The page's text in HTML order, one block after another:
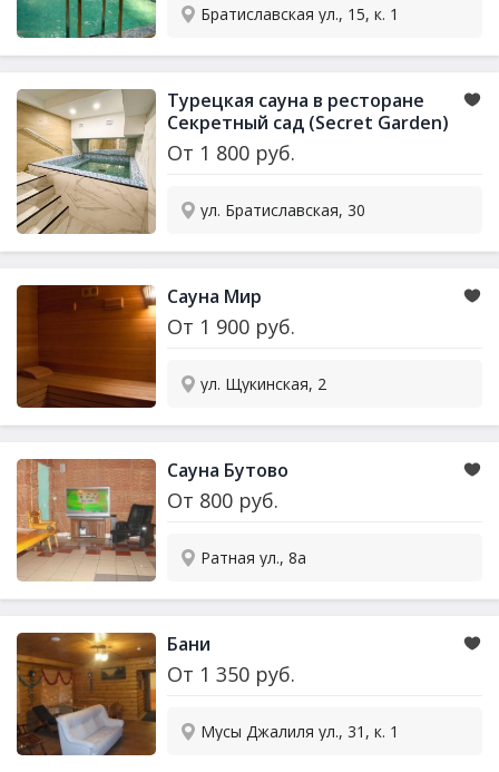
Братиславская ул., 15, к. 1
Турецкая сауна в ресторане
Секретный сад (Secret Garden)
От 1 800 руб.
ул. Братиславская, 30
Сауна Мир
От 1 900 руб.
ул. Щукинская, 2
Сауна Бутово
От 800 руб.
Ратная ул., 8а
Бани
От 1 350 руб.
Мусы Джалиля ул., 31, к. 1